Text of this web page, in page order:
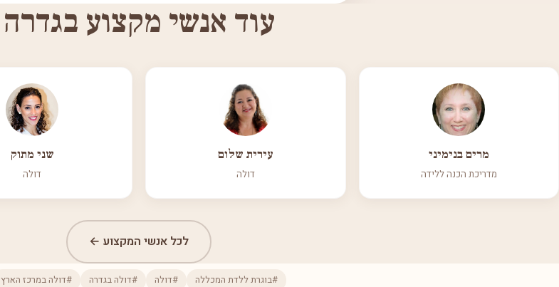
עוד אנשי מקצוע בגדרה
מרים בנימיני
מדריכת הכנה ללידה
עירית שלום
דולה
שני מתוק
דולה
לכל אנשי המקצוע ←
#בוגרת ללדת המכללה #דולה #דולה בגדרה #דולה במרכז הארץ